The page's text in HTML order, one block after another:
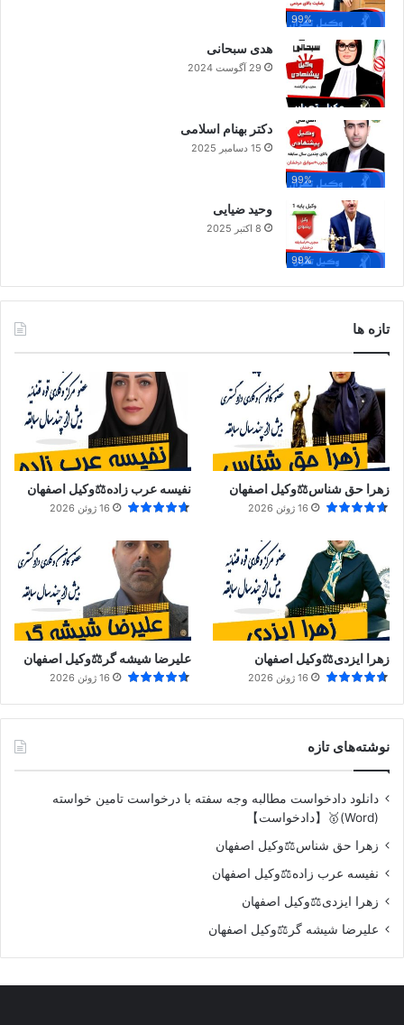
99%
هدی سبحانی
29 آگوست 2024
99%
دکتر بهنام اسلامی
15 دسامبر 2025
99%
وحید ضیایی
8 اکتبر 2025
تازه ها
زهرا حق شناس⚖️وکیل اصفهان
16 ژوئن 2026
نفیسه عرب زاده⚖️وکیل اصفهان
16 ژوئن 2026
زهرا ایزدی⚖️وکیل اصفهان
16 ژوئن 2026
علیرضا شیشه گر⚖️وکیل اصفهان
16 ژوئن 2026
نوشته‌های تازه
دانلود دادخواست مطالبه وجه سفته با درخواست تامین خواسته
(Word)🥇【دادخواست】
زهرا حق شناس⚖️وکیل اصفهان
نفیسه عرب زاده⚖️وکیل اصفهان
زهرا ایزدی⚖️وکیل اصفهان
علیرضا شیشه گر⚖️وکیل اصفهان